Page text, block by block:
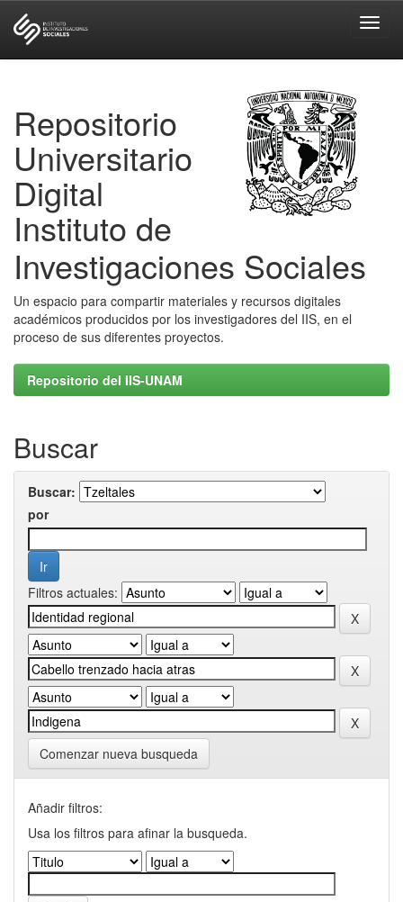
Repositorio
Universitario
Digital
Instituto de
Investigaciones Sociales
Un espacio para compartir materiales y recursos digitales
académicos producidos por los investigadores del IIS, en el
proceso de sus diferentes proyectos.
Repositorio del IIS-UNAM
Buscar
Buscar:
por
Filtros actuales:
Comenzar nueva busqueda
Añadir filtros:
Usa los filtros para afinar la busqueda.